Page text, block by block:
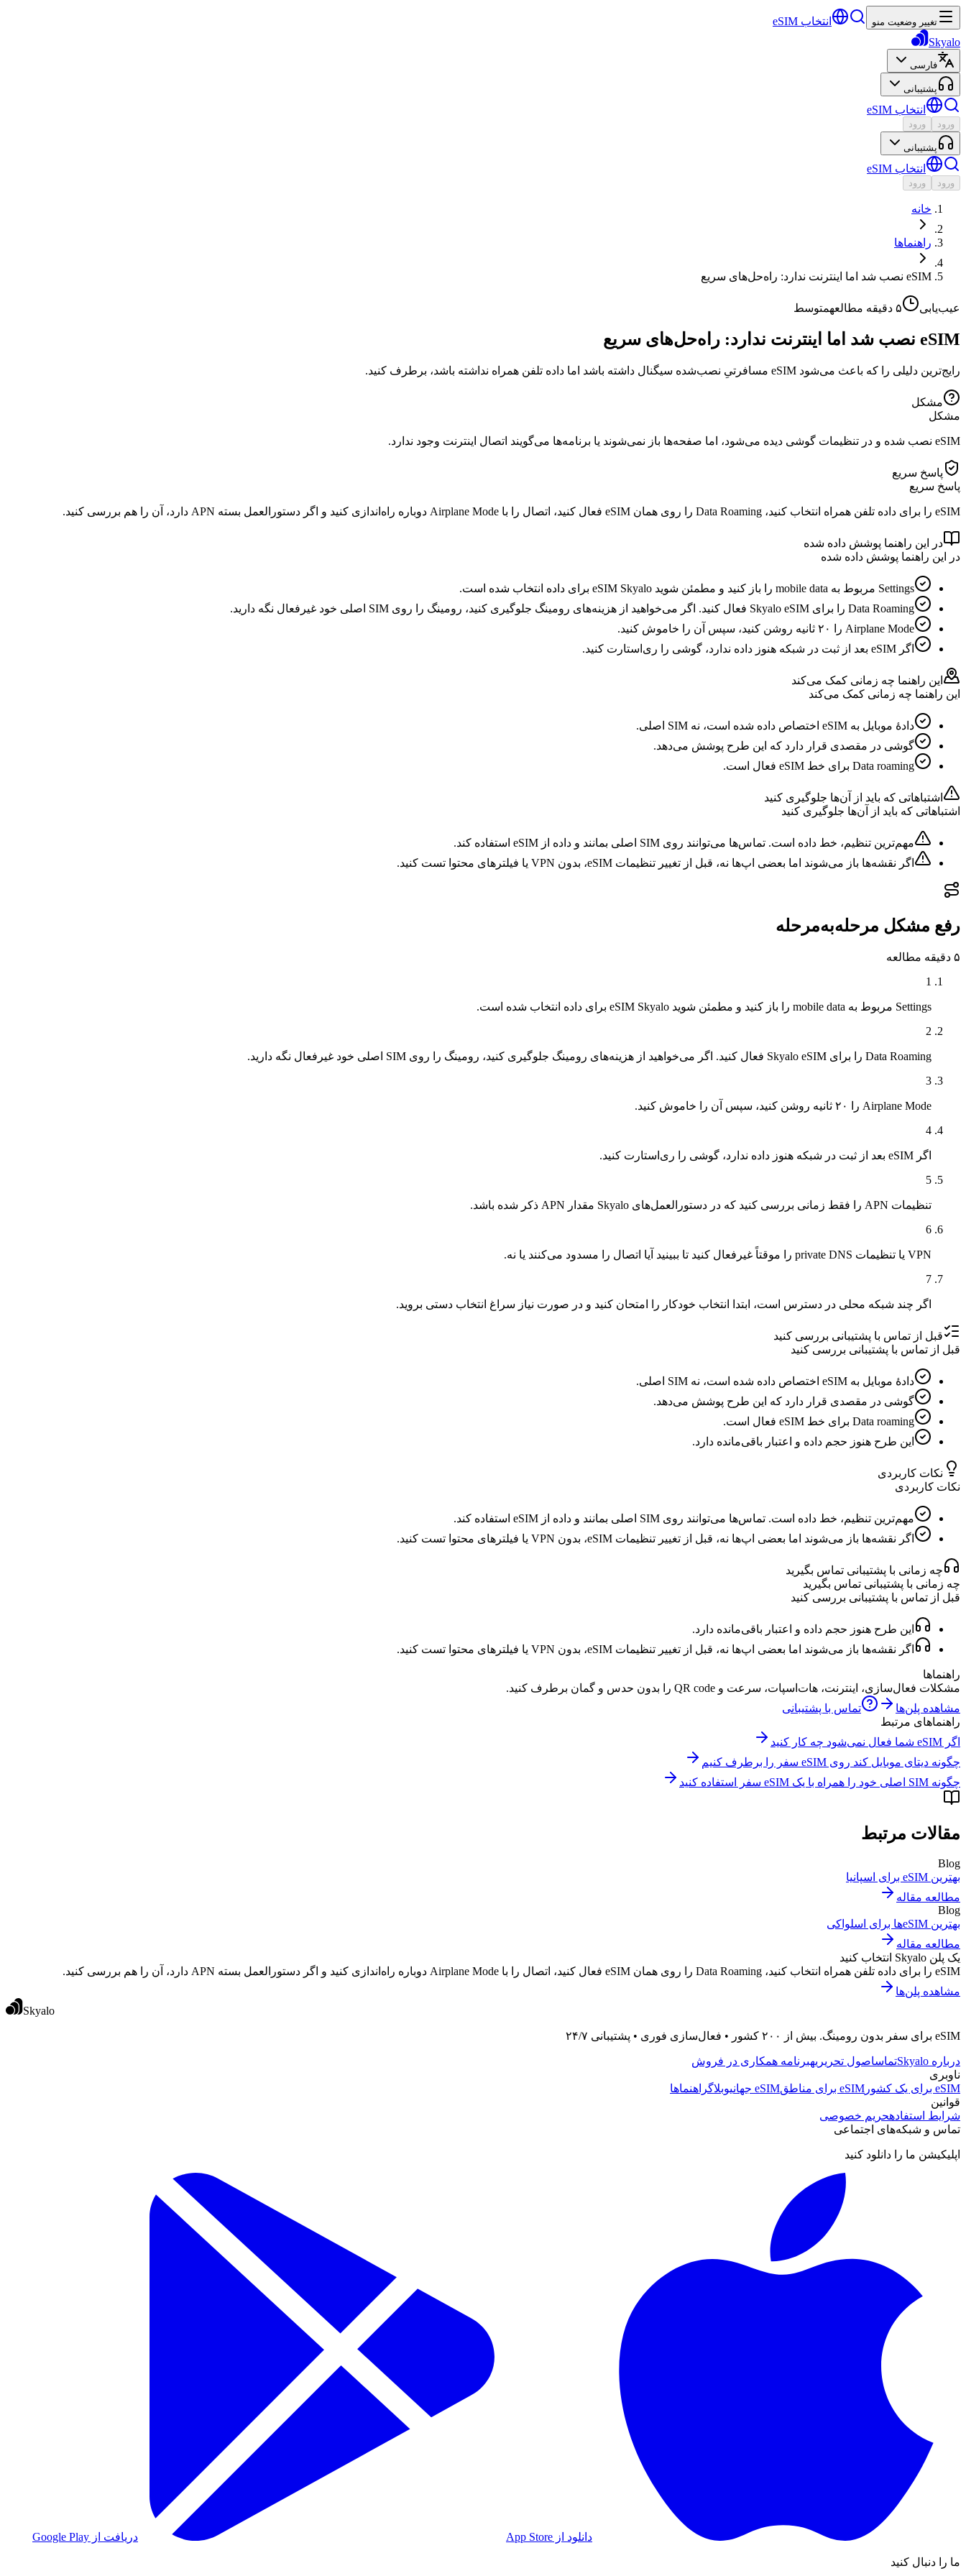
تغییر وضعیت منو
انتخاب eSIM
Skyalo
فارسی
پشتیبانی
انتخاب eSIM
ورود ورود
پشتیبانی
انتخاب eSIM
ورود ورود
خانه
راهنماها
eSIM نصب شد اما اینترنت ندارد: راه‌حل‌های سریع
عیب‌یابی ۵ دقیقه مطالعهمتوسط
eSIM نصب شد اما اینترنت ندارد: راه‌حل‌های سریع
رایج‌ترین دلیلی را که باعث می‌شود eSIM مسافرتیِ نصب‌شده سیگنال داشته باشد اما داده تلفن همراه نداشته باشد، برطرف کنید.
مشکل
مشکل
eSIM نصب شده و در تنظیمات گوشی دیده می‌شود، اما صفحه‌ها باز نمی‌شوند یا برنامه‌ها می‌گویند اتصال اینترنت وجود ندارد.
پاسخ سریع
پاسخ سریع
eSIM را برای داده تلفن همراه انتخاب کنید، Data Roaming را روی همان eSIM فعال کنید، اتصال را با Airplane Mode دوباره راه‌اندازی کنید و اگر دستورالعمل بسته APN دارد، آن را هم بررسی کنید.
در این راهنما پوشش داده شده
در این راهنما پوشش داده شده
Settings مربوط به mobile data را باز کنید و مطمئن شوید eSIM Skyalo برای داده انتخاب شده است.
Data Roaming را برای Skyalo eSIM فعال کنید. اگر می‌خواهید از هزینه‌های رومینگ جلوگیری کنید، رومینگ را روی SIM اصلی خود غیرفعال نگه دارید.
Airplane Mode را ۲۰ ثانیه روشن کنید، سپس آن را خاموش کنید.
اگر eSIM بعد از ثبت در شبکه هنوز داده ندارد، گوشی را ری‌استارت کنید.
این راهنما چه زمانی کمک می‌کند
این راهنما چه زمانی کمک می‌کند
دادهٔ موبایل به eSIM اختصاص داده شده است، نه SIM اصلی.
گوشی در مقصدی قرار دارد که این طرح پوشش می‌دهد.
Data roaming برای خط eSIM فعال است.
اشتباهاتی که باید از آن‌ها جلوگیری کنید
اشتباهاتی که باید از آن‌ها جلوگیری کنید
مهم‌ترین تنظیم، خط داده است. تماس‌ها می‌توانند روی SIM اصلی بمانند و داده از eSIM استفاده کند.
اگر نقشه‌ها باز می‌شوند اما بعضی اپ‌ها نه، قبل از تغییر تنظیمات eSIM، بدون VPN یا فیلترهای محتوا تست کنید.
رفع مشکل مرحله‌به‌مرحله
۵ دقیقه
مطالعه
1
Settings مربوط به mobile data را باز کنید و مطمئن شوید eSIM Skyalo برای داده انتخاب شده است.
2
Data Roaming را برای Skyalo eSIM فعال کنید. اگر می‌خواهید از هزینه‌های رومینگ جلوگیری کنید، رومینگ را روی SIM اصلی خود غیرفعال نگه دارید.
3
Airplane Mode را ۲۰ ثانیه روشن کنید، سپس آن را خاموش کنید.
4
اگر eSIM بعد از ثبت در شبکه هنوز داده ندارد، گوشی را ری‌استارت کنید.
5
تنظیمات APN را فقط زمانی بررسی کنید که در دستورالعمل‌های Skyalo مقدار APN ذکر شده باشد.
6
VPN یا تنظیمات private DNS را موقتاً غیرفعال کنید تا ببینید آیا اتصال را مسدود می‌کنند یا نه.
7
اگر چند شبکه محلی در دسترس است، ابتدا انتخاب خودکار را امتحان کنید و در صورت نیاز سراغ انتخاب دستی بروید.
قبل از تماس با پشتیبانی بررسی کنید
قبل از تماس با پشتیبانی بررسی کنید
دادهٔ موبایل به eSIM اختصاص داده شده است، نه SIM اصلی.
گوشی در مقصدی قرار دارد که این طرح پوشش می‌دهد.
Data roaming برای خط eSIM فعال است.
این طرح هنوز حجم داده و اعتبار باقی‌مانده دارد.
نکات کاربردی
نکات کاربردی
مهم‌ترین تنظیم، خط داده است. تماس‌ها می‌توانند روی SIM اصلی بمانند و داده از eSIM استفاده کند.
اگر نقشه‌ها باز می‌شوند اما بعضی اپ‌ها نه، قبل از تغییر تنظیمات eSIM، بدون VPN یا فیلترهای محتوا تست کنید.
چه زمانی با پشتیبانی تماس بگیرید
چه زمانی با پشتیبانی تماس بگیرید
قبل از تماس با پشتیبانی بررسی کنید
این طرح هنوز حجم داده و اعتبار باقی‌مانده دارد.
اگر نقشه‌ها باز می‌شوند اما بعضی اپ‌ها نه، قبل از تغییر تنظیمات eSIM، بدون VPN یا فیلترهای محتوا تست کنید.
راهنماها
مشکلات فعال‌سازی، اینترنت، هات‌اسپات، سرعت و QR code را بدون حدس و گمان برطرف کنید.
مشاهده پلن‌ها
تماس با پشتیبانی
راهنماهای مرتبط
اگر eSIM شما فعال نمی‌شود چه کار کنید
چگونه دیتای موبایل کند روی eSIM سفر را برطرف کنیم
چگونه SIM اصلی خود را همراه با یک eSIM سفر استفاده کنید
مقالات مرتبط
Blog
بهترین eSIM برای اسپانیا
مطالعه مقاله
Blog
بهترین eSIMها برای اسلواکی
مطالعه مقاله
یک پلن Skyalo انتخاب کنید
eSIM را برای داده تلفن همراه انتخاب کنید، Data Roaming را روی همان eSIM فعال کنید، اتصال را با Airplane Mode دوباره راه‌اندازی کنید و اگر دستورالعمل بسته APN دارد، آن را هم بررسی کنید.
مشاهده پلن‌ها
Skyalo
eSIM برای سفر بدون رومینگ. بیش از ۲۰۰ کشور • فعال‌سازی فوری • پشتیبانی ۲۴/۷
درباره Skyalo تماساصول تحریریهبرنامه همکاری در فروش
ناوبری
eSIM برای یک کشور
eSIM برای مناطق eSIM جهانی وبلاگراهنماها
قوانین
شرایط استفادهحریم خصوصی
تماس و شبکه‌های اجتماعی
اپلیکیشن ما را دانلود کنید
دانلود از App Store دریافت از Google Play
ما را دنبال کنید